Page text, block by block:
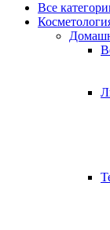
Все